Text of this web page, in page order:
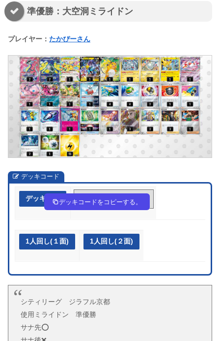
準優勝：大空洞ミライドン
プレイヤー： たかぴーさん
デッキコード
デッキ作成 vVk5k5-Bz7TpH-kVkF51
デッキコードをコピーする。
1人回し(１面) 1人回し(２面)
シティリーグ ジラフル京都
使用ミライドン 準優勝
サナ先⭕️